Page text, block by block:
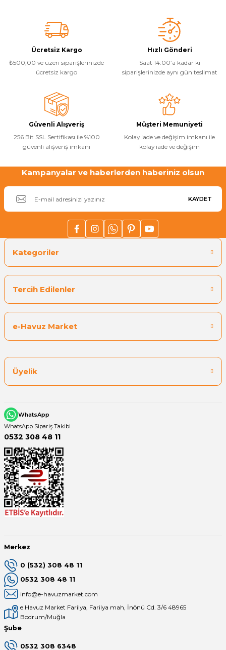
Jakuzi Sauna
Kartuş Filtreler
Görüş ve önerileriniz için teşekkür ederiz.
Ürün resmi kalitesiz, bozuk veya görüntülenemiyor.
Ürün açıklamasında eksik bilgiler bulunuyor.
Ürün bilgilerinde hatalar bulunuyor.
Ürün fiyatı diğer sitelerden daha pahalı.
Bu ürüne benzer farklı alternatifler olmalı.
Gönder
Ücretsiz Kargo
₺500,00 ve üzeri siparişlerinizde
ücretsiz kargo
Hızlı Gönderi
Saat 14:00’a kadar ki
siparişlerinizde aynı gün teslimat
Güvenli Alışveriş
256 Bit SSL Sertifikası ile %100
güvenli alışveriş imkanı
Müşteri Memuniyeti
Kolay iade ve değişim imkanı ile
kolay iade ve değişim
Kampanyalar ve haberlerden haberiniz olsun
KAYDET
Kategoriler
Tercih Edilenler
e-Havuz Market
Üyelik
WhatsApp
WhatsApp Sipariş Takibi
0532 308 48 11
Merkez
0 (532) 308 48 11
0532 308 48 11
info@e-havuzmarket.com
e Havuz Market Farilya, Farilya mah, İnönü Cd. 3/6 48965
Bodrum/Muğla
Şube
0532 308 6348